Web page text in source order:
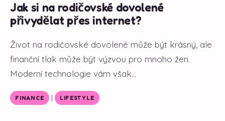
Jak si na rodičovské dovolené
přivydělat přes internet?
Život na rodičovské dovolené může být krásný, ale
finanční tlak může být výzvou pro mnoho žen.
Moderní technologie vám však...
FINANCE | LIFESTYLE